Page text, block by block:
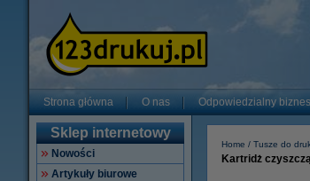
Strona główna O nas Odpowiedzialny biznes
Sklep internetowy
Nowości
Artykuły biurowe
Home Tusze do
Kartridż